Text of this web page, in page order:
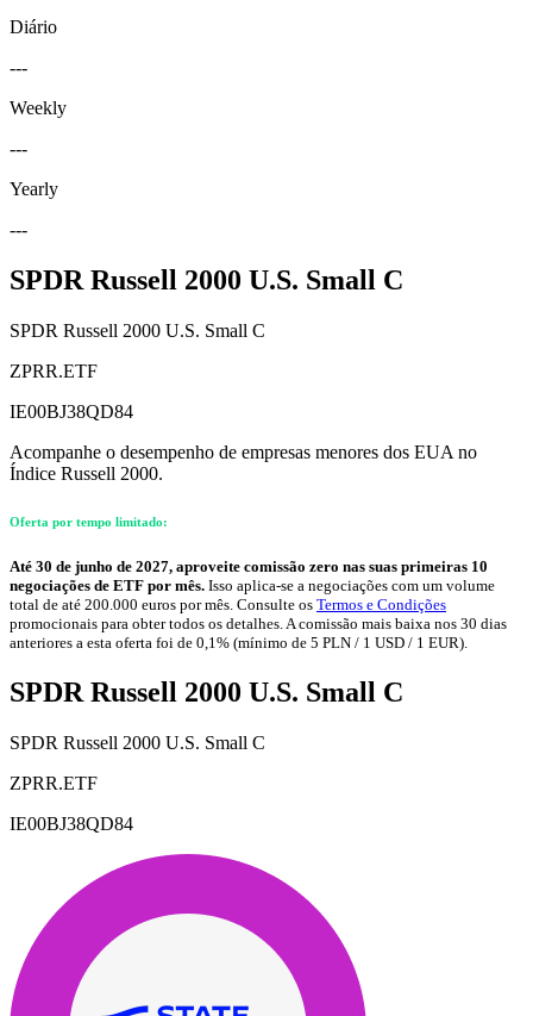
Diário
---
Weekly
---
Yearly
---
SPDR Russell 2000 U.S. Small C
SPDR Russell 2000 U.S. Small C
ZPRR.ETF
IE00BJ38QD84
Acompanhe o desempenho de empresas menores dos EUA no
Índice Russell 2000.
Oferta por tempo limitado:
Até 30 de junho de 2027, aproveite comissão zero nas suas primeiras 10
negociações de ETF por mês. Isso aplica-se a negociações com um volume
total de até 200.000 euros por mês. Consulte os Termos e Condições
promocionais para obter todos os detalhes. A comissão mais baixa nos 30 dias
anteriores a esta oferta foi de 0,1% (mínimo de 5 PLN / 1 USD / 1 EUR).
SPDR Russell 2000 U.S. Small C
SPDR Russell 2000 U.S. Small C
ZPRR.ETF
IE00BJ38QD84